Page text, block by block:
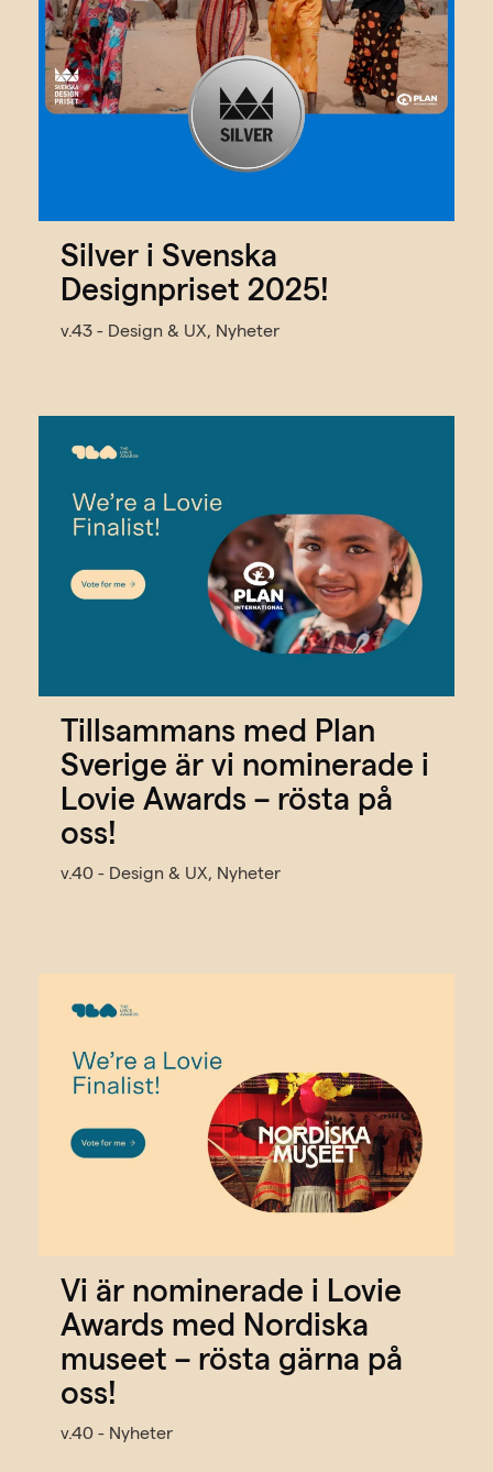
Silver i Svenska
Designpriset 2025!
v.43 - Design & UX, Nyheter
Tillsammans med Plan
Sverige är vi nominerade i
Lovie Awards – rösta på
oss!
v.40 - Design & UX, Nyheter
Vi är nominerade i Lovie
Awards med Nordiska
museet – rösta gärna på
oss!
v.40 - Nyheter